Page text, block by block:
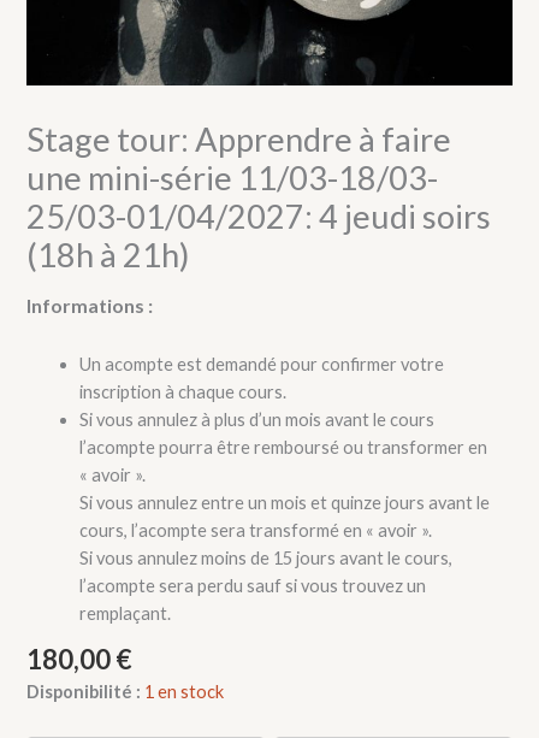
Stage tour: Apprendre à faire
une mini-série 11/03-18/03-
25/03-01/04/2027: 4 jeudi soirs
(18h à 21h)
Informations :
Un acompte est demandé pour confirmer votre
inscription à chaque cours.
Si vous annulez à plus d’un mois avant le cours
l’acompte pourra être remboursé ou transformer en
« avoir ».
Si vous annulez entre un mois et quinze jours avant le
cours, l’acompte sera transformé en « avoir ».
Si vous annulez moins de 15 jours avant le cours,
l’acompte sera perdu sauf si vous trouvez un
remplaçant.
180,00€
Disponibilité : 1 en stock